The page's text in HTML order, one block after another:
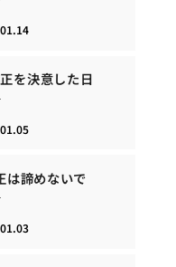
を決意した日
は諦めないで